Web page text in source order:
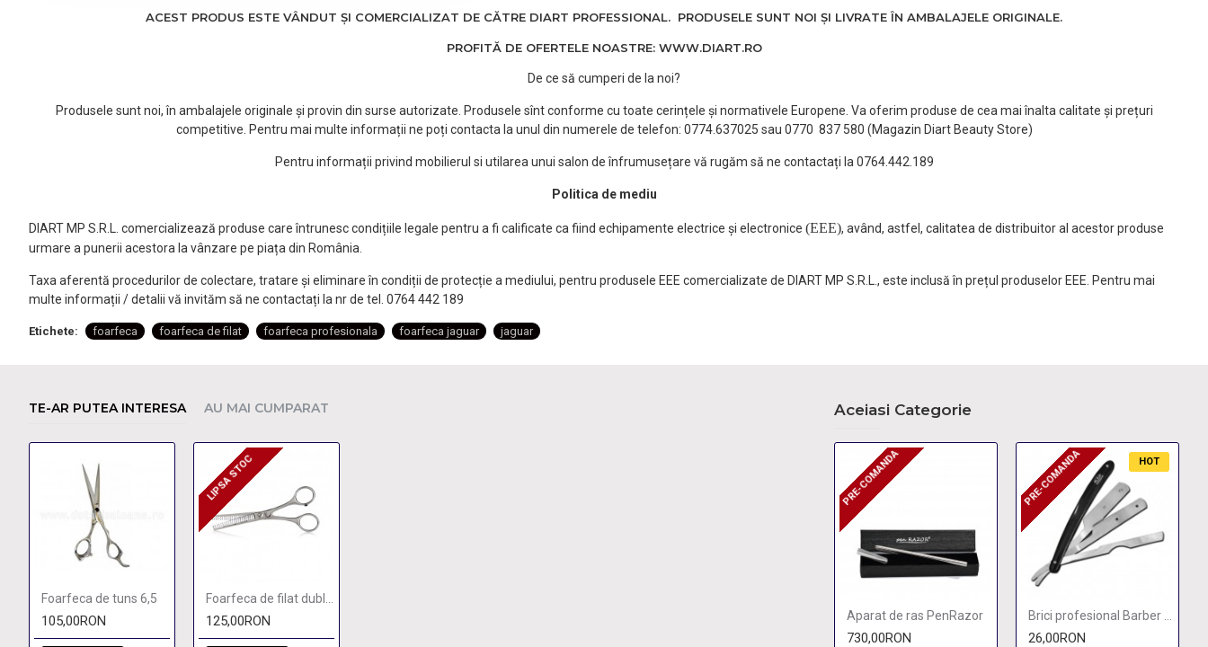
ACEST PRODUS ESTE VÂNDUT ȘI COMERCIALIZAT DE CĂTRE DIART PROFESSIONAL. PRODUSELE SUNT NOI ȘI LIVRATE ÎN AMBALAJELE ORIGINALE.
PROFITĂ DE OFERTELE NOASTRE: WWW.DIART.RO
De ce să cumperi de la noi?
Produsele sunt noi, în ambalajele originale și provin din surse autorizate. Produsele sînt conforme cu toate cerințele și normativele Europene. Va oferim produse de cea mai înalta calitate și prețuri
competitive. Pentru mai multe informații ne poți contacta la unul din numerele de telefon: 0774.637025 sau 0770 837 580 (Magazin Diart Beauty Store)
Pentru informații privind mobilierul si utilarea unui salon de înfrumusețare vă rugăm să ne contactați la 0764.442.189
Politica de mediu
DIART MP S.R.L. comercializează produse care întrunesc condițiile legale pentru a fi calificate ca fiind echipamente electrice și electronice (EEE), având, astfel, calitatea de distribuitor al acestor produse
urmare a punerii acestora la vânzare pe piața din România.
Taxa aferentă procedurilor de colectare, tratare și eliminare în condiții de protecție a mediului, pentru produsele EEE comercializate de DIART MP S.R.L., este inclusă în prețul produselor EEE. Pentru mai
multe informații / detalii vă invităm să ne contactați la nr de tel. 0764 442 189
Etichete: foarfeca foarfeca de filat foarfeca profesionala foarfeca jaguar jaguar
TE-AR PUTEA INTERESA AU MAI CUMPARAT
Foarfeca de tuns 6,5
105,00RON
LIPSA STOC
LIPSA STOC
125,00RON
Aceiasi Categorie
PRE-COMANDA
PRE-COMANDA
Aparat de ras PenRazor
730,00RON
HOT
PRE-COMANDA
PRE-COMANDA
26,00RON